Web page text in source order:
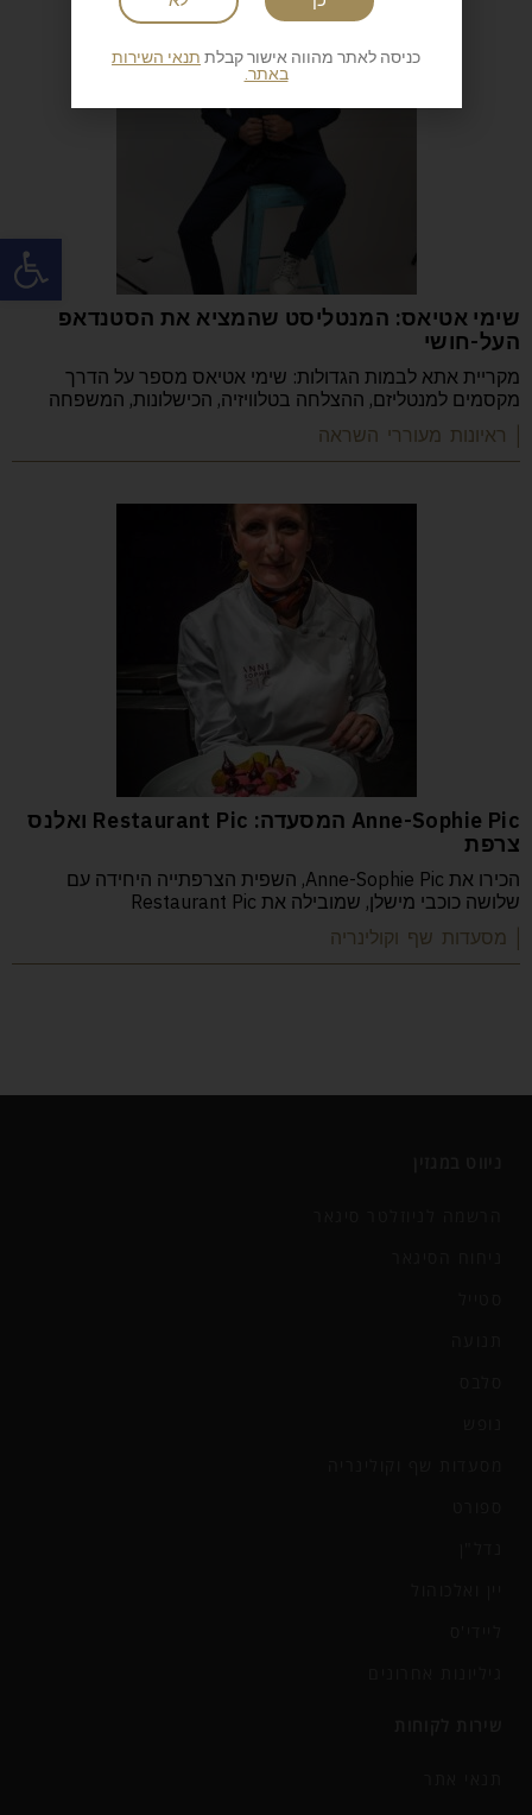
שימי אטיאס: המנטליסט שהמציא את הסטנדאפ
העל-חושי
מקריית אתא לבמות הגדולות: שימי אטיאס מספר על הדרך
מקסמים למנטליזם, ההצלחה בטלוויזיה, הכישלונות, המשפחה
| ראיונות מעוררי השראה
Anne-Sophie Pic המסעדה: Restaurant Pic ואלנס
צרפת
הכירו את Anne-Sophie Pic, השפית הצרפתייה היחידה עם
שלושה כוכבי מישלן, שמובילה את Restaurant Pic
| מסעדות שף וקולינריה
כניסה לאתר מהווה אישור קבלת תנאי השירות
באתר.